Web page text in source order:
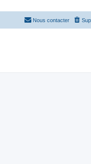
Nous contacter